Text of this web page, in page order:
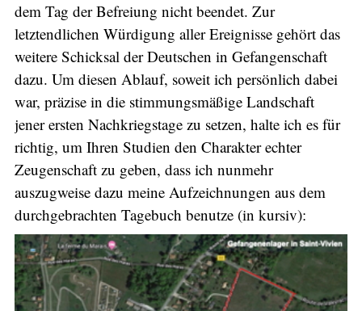
dem Tag der Befreiung nicht beendet. Zur
letztendlichen Würdigung aller Ereignisse gehört das
weitere Schicksal der Deutschen in Gefangenschaft
dazu. Um diesen Ablauf, soweit ich persönlich dabei
war, präzise in die stimmungsmäßige Landschaft
jener ersten Nachkriegstage zu setzen, halte ich es für
richtig, um Ihren Studien den Charakter echter
Zeugenschaft zu geben, dass ich nunmehr
auszugweise dazu meine Aufzeichnungen aus dem
durchgebrachten Tagebuch benutze (in kursiv):